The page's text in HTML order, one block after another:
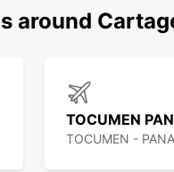
around
TOCUMEN
TOCUMEN -